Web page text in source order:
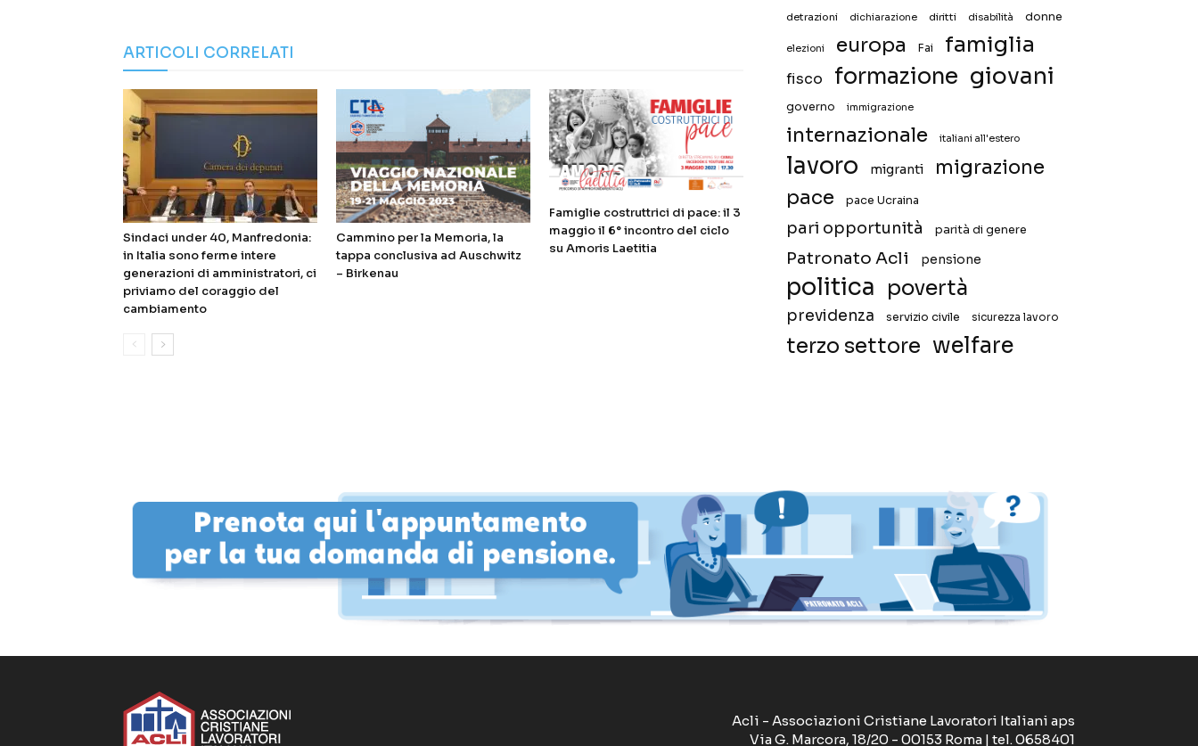
ARTICOLI CORRELATI
Sindaci under 40, Manfredonia:
in Italia sono ferme intere
generazioni di amministratori, ci
priviamo del coraggio del
cambiamento
Cammino per la Memoria, la
tappa conclusiva ad Auschwitz
– Birkenau
Famiglie costruttrici di pace: il 3
maggio il 6° incontro del ciclo
su Amoris Laetitia
detrazioni dichiarazione diritti disabilità donne
elezioni europa Fai famiglia
fisco formazione giovani
governo immigrazione
internazionale italiani all'estero
lavoro migranti
migrazione
pace
pace Ucraina
pari opportunità parità di genere
Patronato Acli pensione
politica povertà
previdenza servizio civile sicurezza lavoro
terzo settore welfare
Acli - Associazioni Cristiane Lavoratori Italiani aps
Via G. Marcora, 18/20 - 00153 Roma | tel. 0658401